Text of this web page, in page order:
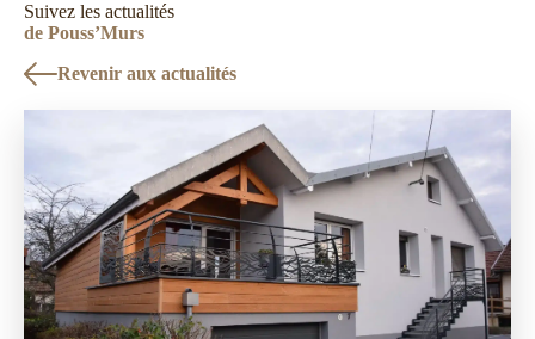
Suivez les actualités
de Pouss’Murs
Revenir aux actualités